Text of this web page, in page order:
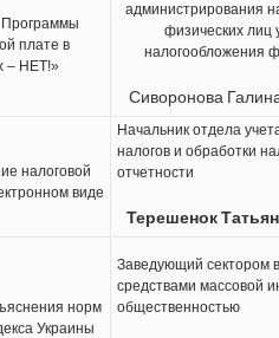
Программы
плате в
– НЕТ!»
администрирования
физических лиц
налогообложения
Сиворонова
налоговой
виде
Начальник отдела
налогов и обработки
отчетности
Терешенок
норм
Украины
Заведующий сектором
средствами массовой
общественностью